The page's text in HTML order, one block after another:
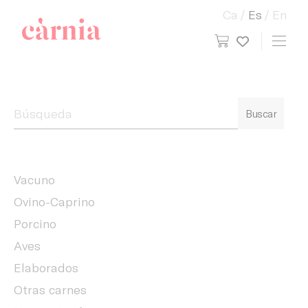
view cartMy
Ca Es En
Buscar
Vacuno
Ovino-Caprino
Porcino
Aves
Elaborados
Otras carnes